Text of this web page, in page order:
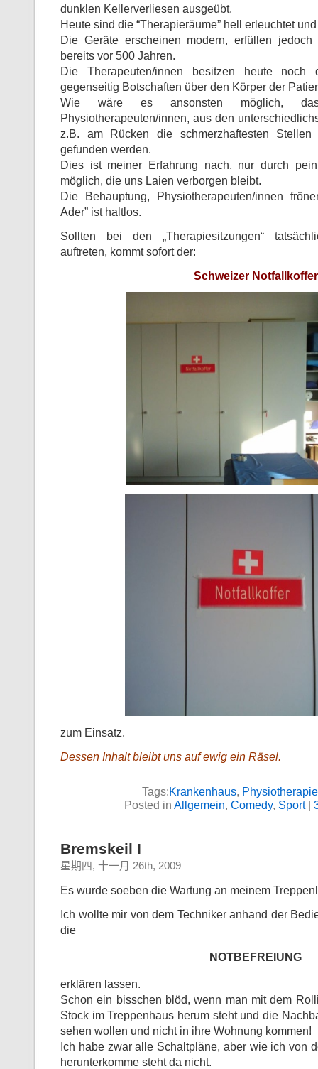
dunklen Kellerverliesen ausgeübt.
Heute sind die “Therapieräume” hell erleuchtet
Die Geräte erscheinen modern, erfüllen
bereits vor 500 Jahren.
Die Therapeuten/innen besitzen heute noch
gegenseitig Botschaften über den Körper der
Wie wäre es ansonsten möglich,
Physiotherapeuten/innen, aus den
z.B. am Rücken die schmerzhaftesten
gefunden werden.
Dies ist meiner Erfahrung nach, nur durch
möglich, die uns Laien verborgen bleibt.
Die Behauptung, Physiotherapeuten/innen
Ader” ist haltlos.
Sollten bei den „Therapiesitzungen“
auftreten, kommt sofort der:
Schweizer Notfallkoffer
zum Einsatz.
Dessen Inhalt bleibt uns auf ewig ein Räsel.
Tags:Krankenhaus, Physiotherapie
Posted in Allgemein, Comedy, Sport|
Bremskeil I
星期四, 十一月 26th, 2009
Es wurde soeben die Wartung an meinem
Ich wollte mir von dem Techniker anhand der
die
NOTBEFREIUNG
erklären lassen.
Schon ein bisschen blöd, wenn man mit dem
Stock im Treppenhaus herum steht und die
sehen wollen und nicht in ihre Wohnung kommen!
Ich habe zwar alle Schaltpläne, aber wie ich von
herunterkomme steht da nicht.